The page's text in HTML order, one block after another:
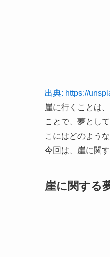
出典: https://
崖に行くことは
ことで、夢とし
こにはどのよう
今回は、崖に関
崖に関する